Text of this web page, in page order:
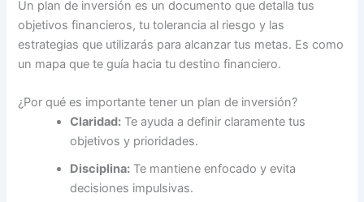
Un plan de inversión es un documento que detalla tus
objetivos financieros, tu tolerancia al riesgo y las
estrategias que utilizarás para alcanzar tus metas. Es como
un mapa que te guía hacia tu destino financiero.
¿Por qué es importante tener un plan de inversión?
Claridad: Te ayuda a definir claramente tus
objetivos y prioridades.
Disciplina: Te mantiene enfocado y evita
decisiones impulsivas.